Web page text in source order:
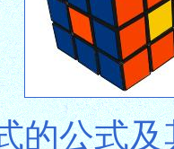
的公式